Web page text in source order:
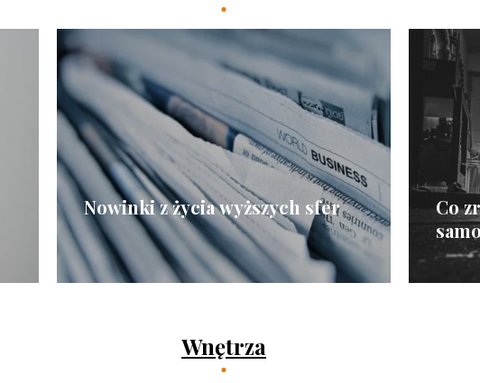
Nowinki z życia wyższych sfer
Co
Wnętrza